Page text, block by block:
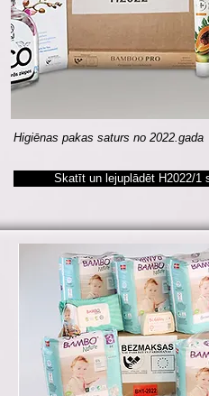
Higiēnas pakas saturs no 2022.gada
Skatīt un lejuplādēt H2022/1